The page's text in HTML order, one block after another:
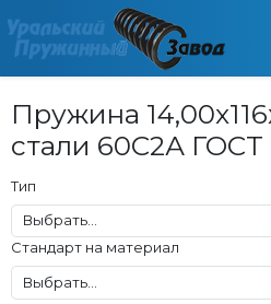
Пружина
стали 60С2А ГОСТ
Тип
Стандарт на материал